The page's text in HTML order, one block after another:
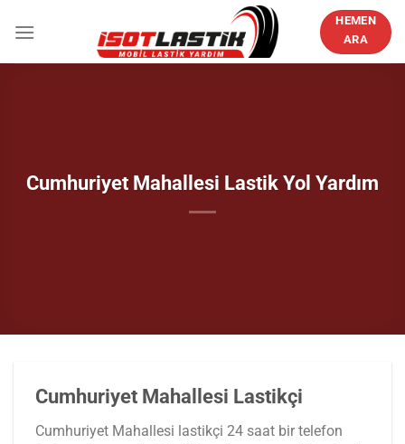
atla
HEMEN
ARA
Cumhuriyet Mahallesi Lastik Yol Yardım
Cumhuriyet Mahallesi Lastikçi
Cumhuriyet Mahallesi lastikçi 24 saat bir telefon